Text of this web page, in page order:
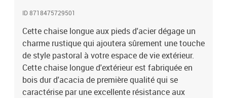
ID 8718475729501
Cette chaise longue aux pieds d'acier dégage un
charme rustique qui ajoutera sûrement une touche
de style pastoral à votre espace de vie extérieur.
Cette chaise longue d'extérieur est fabriquée en
bois dur d'acacia de première qualité qui se
caractérise par une excellente résistance aux